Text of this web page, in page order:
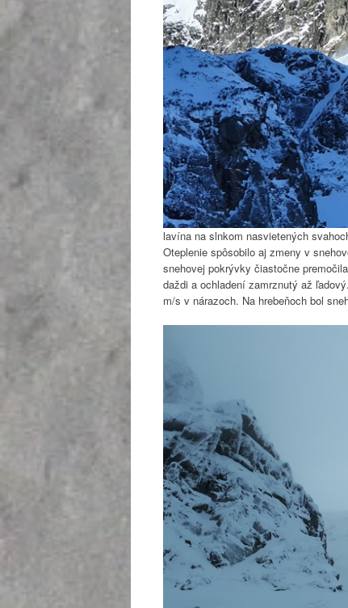
lavína na slnkom nasvietených
Oteplenie spôsobilo aj zmeny v
snehovej pokrývky čiastočne
daždi a ochladení zamrznutý až
m/s v nárazoch. Na hrebeňoch bol